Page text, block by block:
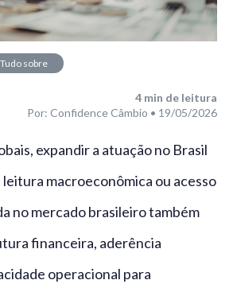
Tudo sobre
4 min de leitura
Por: Confidence Câmbio • 19/05/2026
expandir a atuação no Brasil
leitura macroeconômica ou acesso
no mercado brasileiro também
financeira, aderência
operacional para